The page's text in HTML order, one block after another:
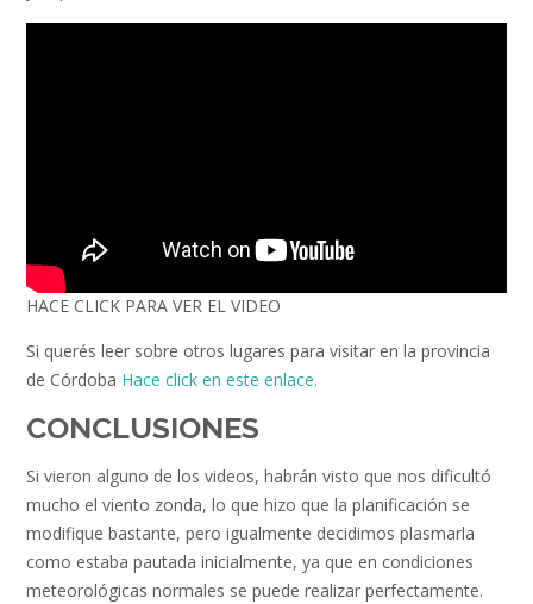
HACE CLICK PARA VER EL VIDEO
Si querés leer sobre otros lugares para visitar en la provincia
de Córdoba Hace click en este enlace.
CONCLUSIONES
Si vieron alguno de los videos, habrán visto que nos dificultó
mucho el viento zonda, lo que hizo que la planificación se
modifique bastante, pero igualmente decidimos plasmarla
como estaba pautada inicialmente, ya que en condiciones
meteorológicas normales se puede realizar perfectamente.